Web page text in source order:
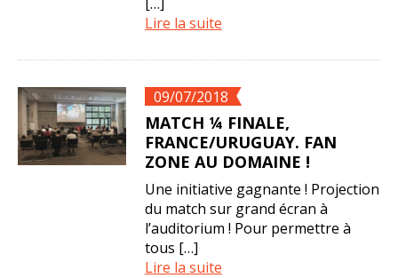
Lire la suite
09/07/2018
MATCH ¼ FINALE,
FRANCE/URUGUAY. FAN
ZONE AU DOMAINE !
Une initiative gagnante ! Projection
du match sur grand écran à
l’auditorium ! Pour permettre à
tous […]
Lire la suite